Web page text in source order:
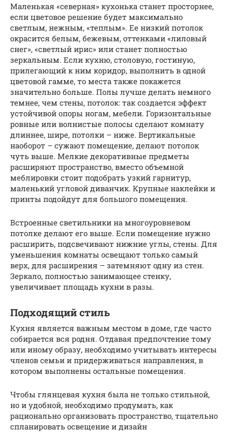
Маленькая «северная» кухонька станет просторнее,
если цветовое решение будет максимально
светлым, нежным, «теплым». Ее низкий потолок
окрасится белым, бежевым, оттенками «лиловый
снег», «светлый ирис» или станет полностью
зеркальным. Если кухню, столовую, гостиную,
прилегающий к ним коридор, выполнить в одной
цветовой гамме, то места также покажется
значительно больше. Полы лучше делать немного
темнее, чем стены, потолок: так создается эффект
устойчивой опоры ногам, мебели. Горизонтальные
ровные или волнистые полосы сделают комнату
длиннее, шире, потолки – ниже. Вертикальные
наоборот – сужают помещение, делают потолок
чуть выше. Мелкие декоративные предметы
расширяют пространство, вместо объемной
меблировки стоит подобрать узкий гарнитур,
маленький угловой диванчик. Крупные наклейки и
принты подойдут для большого помещения.
Встроенные светильники на многоуровневом
потолке делают его выше. Если помещение нужно
расширить, подсвечивают нижние углы, стены. Для
уменьшения комнаты освещают только самый
верх, для расширения – затемняют одну из стен.
Зеркало, полностью занимающее стенку,
увеличивает площадь кухни в разы.
Подходящий стиль
Кухня является важным местом в доме, где часто
собирается вся родня. Отдавая предпочтение тому
или иному образу, необходимо учитывать интересы
членов семьи и придерживаться направления, в
котором выполнены остальные помещения.
Чтобы глянцевая кухня была не только стильной,
но и удобной, необходимо продумать, как
рационально организовать пространство, тщательно
спланировать освещение и дизайн